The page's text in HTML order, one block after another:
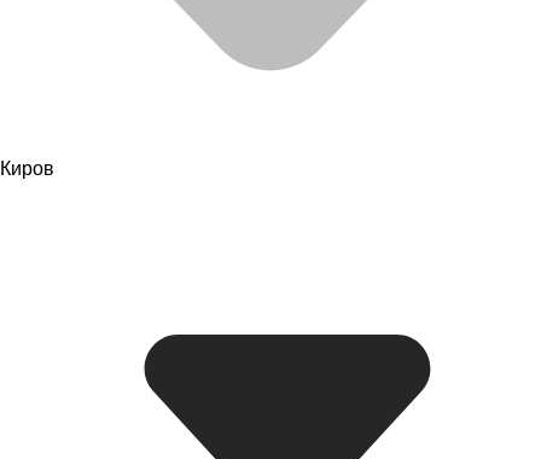
Киров